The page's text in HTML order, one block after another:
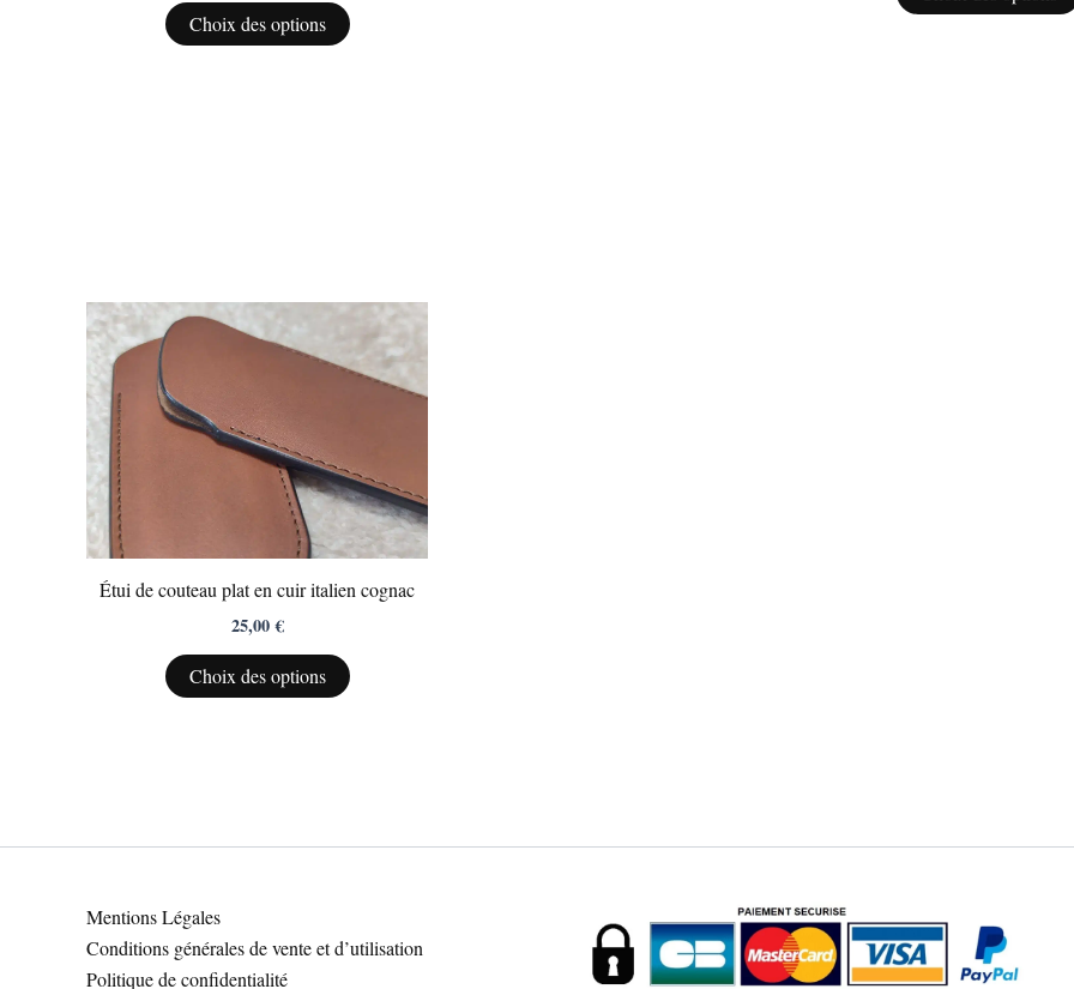
Choix des options
du
Étui de couteau plat en cuir italien cognac
25,00€
Choix des options
produit
a
Les
options
peuvent
être
choisies
page
Mentions Légales
Conditions générales de vente et d’utilisation
Politique de confidentialité